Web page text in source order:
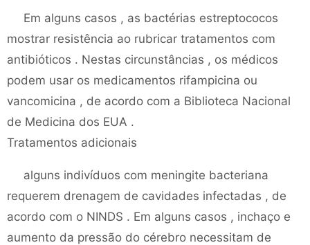
Em alguns casos , as bactérias estreptococos
mostrar resistência ao rubricar tratamentos com
antibióticos . Nestas circunstâncias , os médicos
podem usar os medicamentos rifampicina ou
vancomicina , de acordo com a Biblioteca Nacional
de Medicina dos EUA .
Tratamentos adicionais
alguns indivíduos com meningite bacteriana
requerem drenagem de cavidades infectadas , de
acordo com o NINDS . Em alguns casos , inchaço e
aumento da pressão do cérebro necessitam de